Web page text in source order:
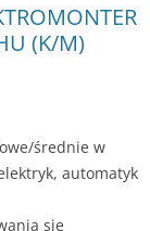
(K/M)
średnie w
automatyk
się